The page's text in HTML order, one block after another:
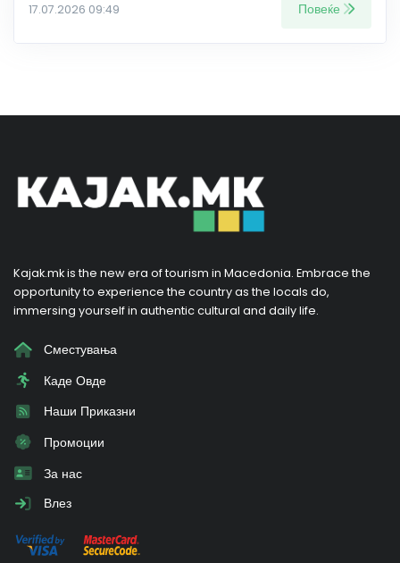
17.07.2026 09:49 Повеќе
Kajak.mk is the new era of tourism in Macedonia. Embrace the
opportunity to experience the country as the locals do,
immersing yourself in authentic cultural and daily life.
Сместувања
Каде Овде
Наши Приказни
Промоции
За нас
Влез